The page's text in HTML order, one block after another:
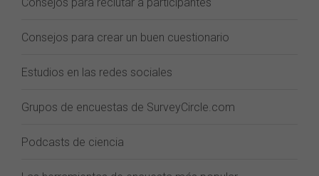
Consejos para crear un buen cuestionario
Estudios en las redes sociales
Grupos de encuestas de SurveyCircle.com
Podcasts de ciencia